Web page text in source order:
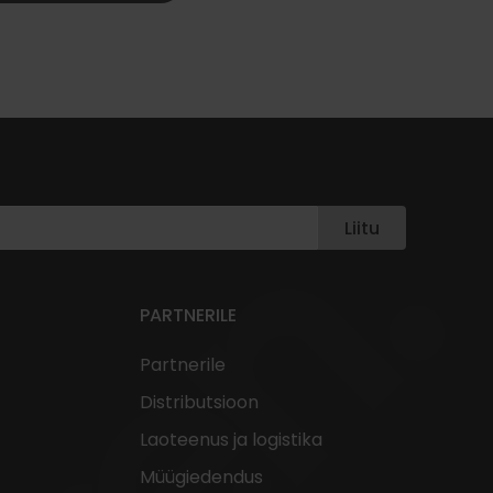
Liitu
PARTNERILE
Partnerile
Distributsioon
Laoteenus ja logistika
Müügiedendus